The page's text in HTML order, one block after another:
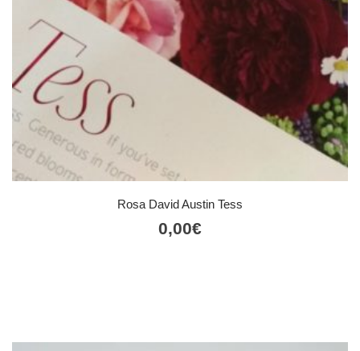
Rosa David Austin Tess
0,00€